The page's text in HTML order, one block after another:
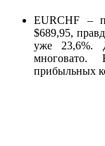
EURCHF –
$689,95,
уже 23,6%.
многовато.
прибыльных